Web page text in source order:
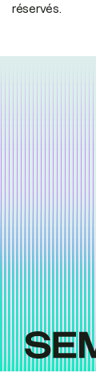
réservés.